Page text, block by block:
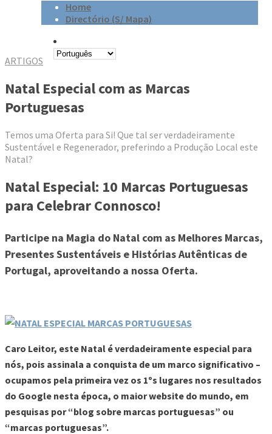
Home
Directório (S/ Mapa)
ARTIGOS
Natal Especial com as Marcas
Portuguesas
Temos uma Oferta para Si! Que tal ser verdadeiramente
Sustentável e Regenerador, preferindo a Produção Local este
Natal?
Natal Especial: 10 Marcas Portuguesas
para Celebrar Connosco!
Participe na Magia do Natal com as Melhores Marcas,
Presentes Sustentáveis e Histórias Autênticas de
Portugal, aproveitando a nossa Oferta.
Caro Leitor, este Natal é verdadeiramente especial para
nós, pois assinala a conquista de um marco significativo –
ocupamos pela primeira vez os 1ºs lugares nos resultados
do Google nesta época, o maior website do mundo, em
pesquisas por “blog sobre marcas portuguesas” ou
“marcas portuguesas”.